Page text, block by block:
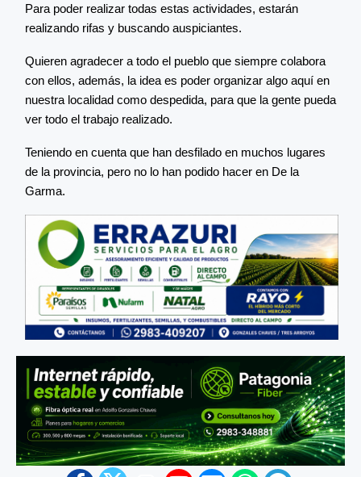
Para poder realizar todas estas actividades, estarán
realizando rifas y buscando auspiciantes.
Quieren agradecer a todo el pueblo que siempre colabora
con ellos, además, la idea es poder organizar algo aquí en
nuestra localidad como despedida, para que la gente pueda
ver todo el trabajo realizado.
Teniendo en cuenta que han desfilado en muchos lugares
de la provincia, pero no lo han podido hacer en De la
Garma.